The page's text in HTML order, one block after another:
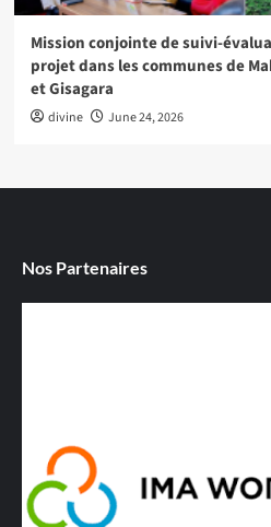
Mission conjointe de suivi-
projet dans les communes de
et Gisagara
divine June 24, 2026
Nos Partenaires